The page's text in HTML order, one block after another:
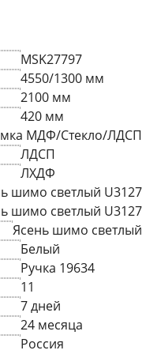
MSK27797
4550/1300 мм
2100 мм
420 мм
МДФ/Стекло/ЛДСП
ЛДСП
ЛХДФ
шимо светлый U3127
шимо светлый U3127
Ясень шимо светлый
Белый
Ручка 19634
11
7 дней
24 месяца
Россия